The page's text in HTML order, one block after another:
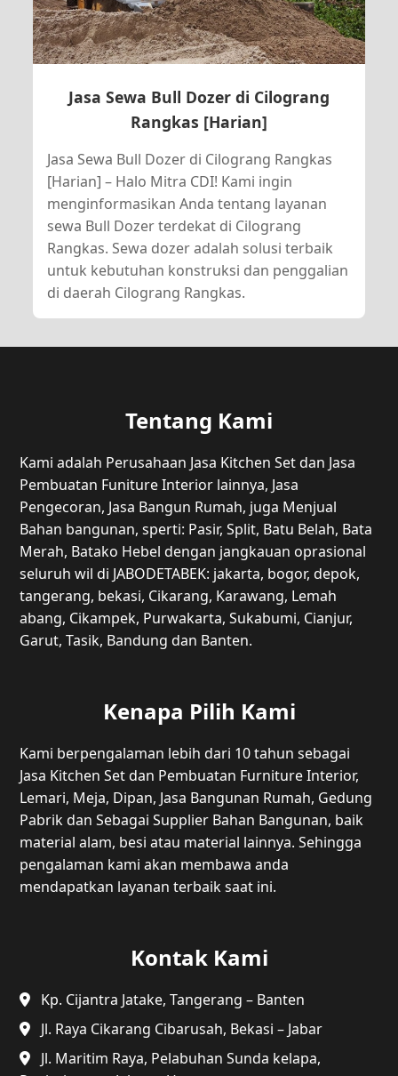
Jasa Sewa Bull Dozer di Cilograng
Rangkas [Harian]
Jasa Sewa Bull Dozer di Cilograng Rangkas
[Harian] – Halo Mitra CDI! Kami ingin
menginformasikan Anda tentang layanan
sewa Bull Dozer terdekat di Cilograng
Rangkas. Sewa dozer adalah solusi terbaik
untuk kebutuhan konstruksi dan penggalian
di daerah Cilograng Rangkas.
Tentang Kami
Kami adalah Perusahaan Jasa Kitchen Set dan Jasa
Pembuatan Funiture Interior lainnya, Jasa
Pengecoran, Jasa Bangun Rumah, juga Menjual
Bahan bangunan, sperti: Pasir, Split, Batu Belah, Bata
Merah, Batako Hebel dengan jangkauan oprasional
seluruh wil di JABODETABEK: jakarta, bogor, depok,
tangerang, bekasi, Cikarang, Karawang, Lemah
abang, Cikampek, Purwakarta, Sukabumi, Cianjur,
Garut, Tasik, Bandung dan Banten.
Kenapa Pilih Kami
Kami berpengalaman lebih dari 10 tahun sebagai
Jasa Kitchen Set dan Pembuatan Furniture Interior,
Lemari, Meja, Dipan, Jasa Bangunan Rumah, Gedung
Pabrik dan Sebagai Supplier Bahan Bangunan, baik
material alam, besi atau material lainnya. Sehingga
pengalaman kami akan membawa anda
mendapatkan layanan terbaik saat ini.
Kontak Kami
Kp. Cijantra Jatake, Tangerang – Banten
Jl. Raya Cikarang Cibarusah, Bekasi – Jabar
Jl. Maritim Raya, Pelabuhan Sunda kelapa,